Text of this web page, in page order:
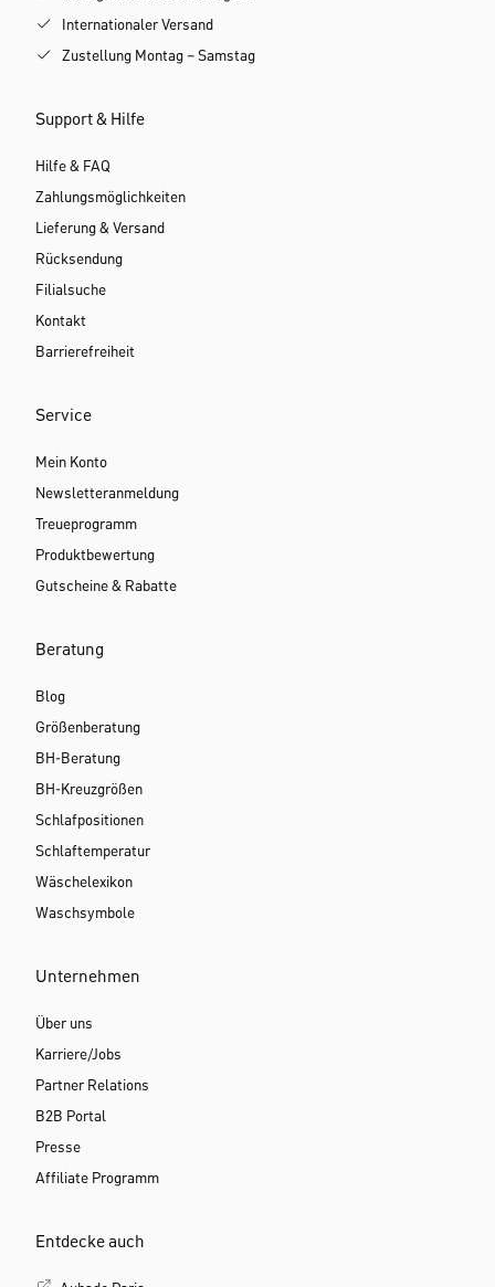
Internationaler Versand
Zustellung Montag – Samstag
Support & Hilfe
Hilfe & FAQ
Zahlungsmöglichkeiten
Lieferung & Versand
Rücksendung
Filialsuche
Kontakt
Barrierefreiheit
Service
Mein Konto
Newsletteranmeldung
Treueprogramm
Produktbewertung
Gutscheine & Rabatte
Beratung
Blog
Größenberatung
BH-Beratung
BH-Kreuzgrößen
Schlafpositionen
Schlaftemperatur
Wäschelexikon
Waschsymbole
Unternehmen
Über uns
Karriere/Jobs
Partner Relations
B2B Portal
Presse
Affiliate Programm
Entdecke auch